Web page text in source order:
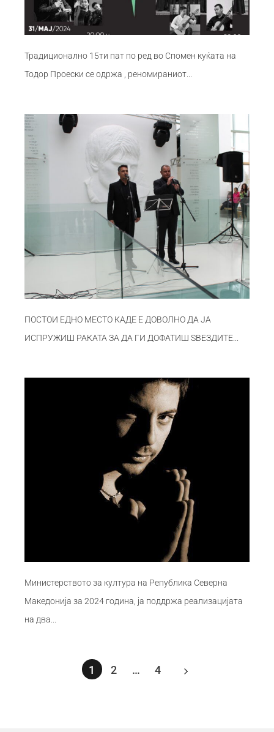
Традиционално 15ти пат по ред во Спомен куќата на
Тодор Проески се одржа , реномираниот...
ПОСТОИ ЕДНО МЕСТО КАДЕ Е ДОВОЛНО ДА ЈА
ИСПРУЖИШ РАКАТА ЗА ДА ГИ ДОФАТИШ ЅВЕЗДИТЕ...
Министерството за култура на Република Северна
Македонија за 2024 година, ја поддржа реализацијата
на два...
1 2 … 4